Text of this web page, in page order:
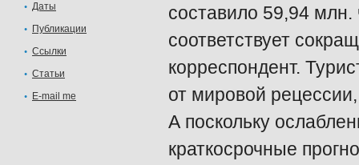
Даты
Публикации
Ссылки
Статьи
E-mail me
составило 59,94
соответствует
корреспондент.
от мировой
А поскольку
краткосрочные